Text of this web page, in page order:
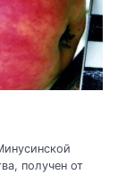
получен от